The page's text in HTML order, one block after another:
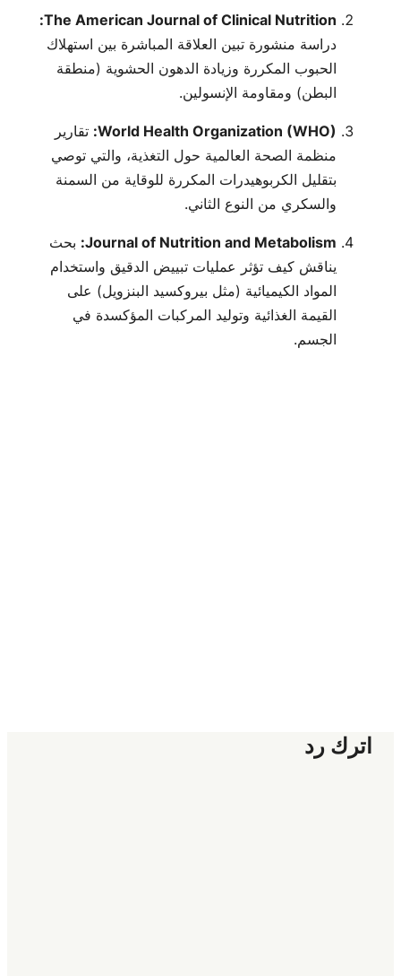
The American Journal of Clinical Nutrition:
دراسة منشورة تبين العلاقة المباشرة بين استهلاك
الحبوب المكررة وزيادة الدهون الحشوية (منطقة
البطن) ومقاومة الإنسولين.
World Health Organization (WHO): تقارير
منظمة الصحة العالمية حول التغذية، والتي توصي
بتقليل الكربوهيدرات المكررة للوقاية من السمنة
والسكري من النوع الثاني.
Journal of Nutrition and Metabolism: بحث
يناقش كيف تؤثر عمليات تبييض الدقيق واستخدام
المواد الكيميائية (مثل بيروكسيد البنزويل) على
القيمة الغذائية وتوليد المركبات المؤكسدة في
الجسم.
اترك رد